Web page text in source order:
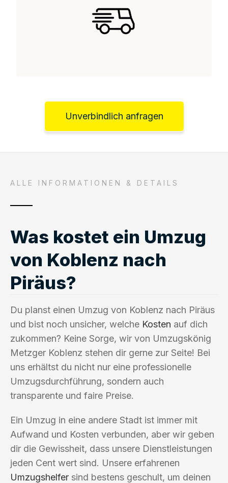
Unverbindlich anfragen
ALLE INFORMATIONEN & DETAILS
Was kostet ein Umzug
von Koblenz nach
Piräus?
Du planst einen Umzug von Koblenz nach Piräus
und bist noch unsicher, welche Kosten auf dich
zukommen? Keine Sorge, wir von Umzugskönig
Metzger Koblenz stehen dir gerne zur Seite! Bei
uns erhältst du nicht nur eine professionelle
Umzugsdurchführung, sondern auch
transparente und faire Preise.
Ein Umzug in eine andere Stadt ist immer mit
Aufwand und Kosten verbunden, aber wir geben
dir die Gewissheit, dass unsere Dienstleistungen
jeden Cent wert sind. Unsere erfahrenen
Umzugshelfer sind bestens geschult, um deinen